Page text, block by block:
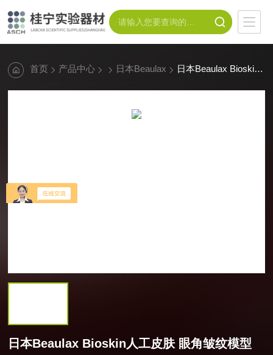
首页 产品中心 日本Beaulax 日本Beaulax Bioskin人工皮肤 眼角皱纹模型
日本Beaulax Bioskin人工皮肤 眼角皱纹模型